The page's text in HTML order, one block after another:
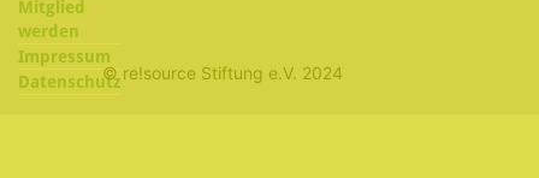
Mitglied
werden
Impressum
Datenschutz© re!source Stiftung e.V. 2024